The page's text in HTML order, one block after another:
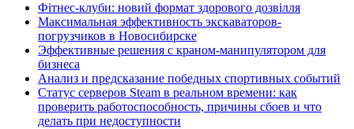
Фітнес-клуби: новий формат здорового дозвілля
Максимальная эффективность экскаваторов-
погрузчиков в Новосибирске
Эффективные решения с краном-манипулятором для
бизнеса
Анализ и предсказание победных спортивных событий
Статус серверов Steam в реальном времени: как
проверить работоспособность, причины сбоев и что
делать при недоступности